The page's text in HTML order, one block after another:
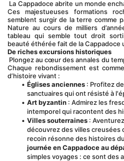
Ces majestueuses formations
semblent surgir de la terre comme
Nature au cours de milliers
tableau qui semble tout droit
beauté éthérée fait de la Cappadoce
De riches excursions historiques
Chaque rebondissement est
d’histoire vivant :
Églises anciennes : Profitez
sanctuaires qui ont résisté à
Art byzantin : Admirez les
intemporel qui racontent des
Villes souterraines :
découvrez des villes creusées
recoin résonne des histoires
journée en Cappadoce au
simples voyages : ce sont des